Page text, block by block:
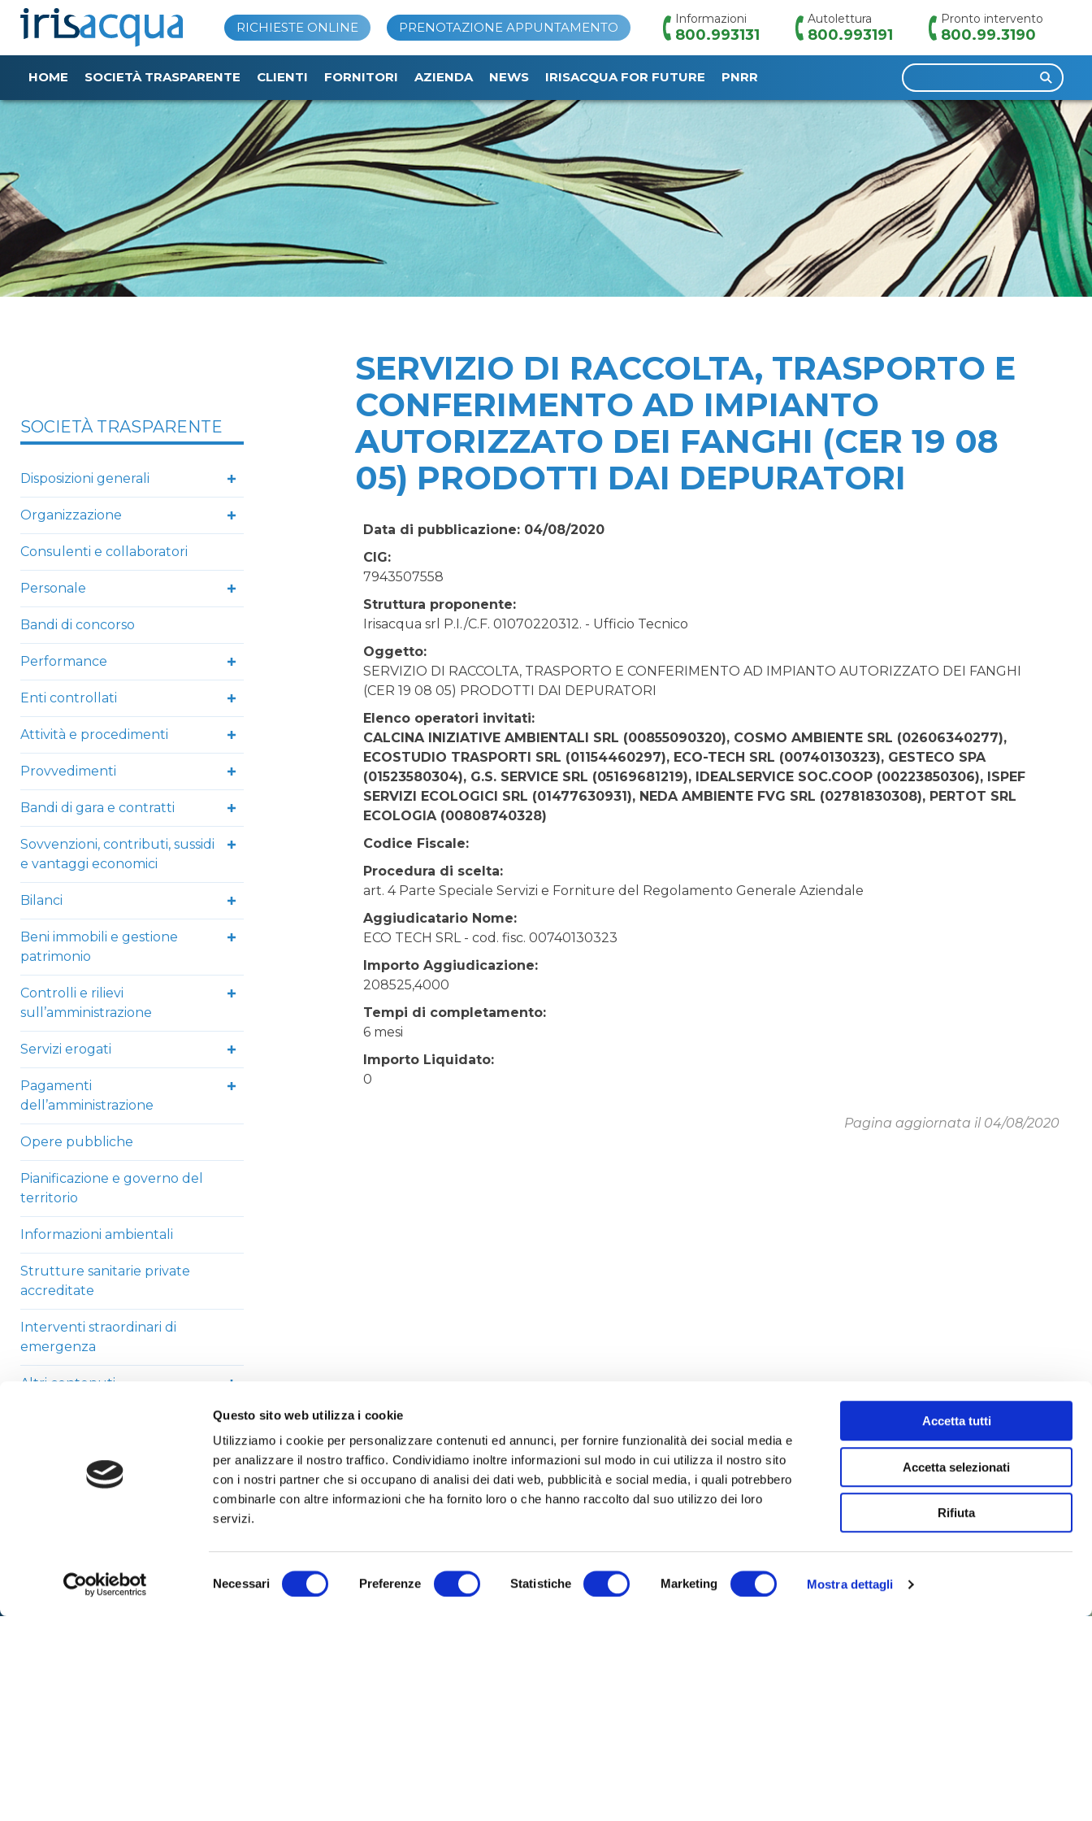
Questo sito web utilizza i cookie
Utilizziamo i cookie per personalizzare contenuti ed annunci, per fornire funzionalità dei social media e
per analizzare il nostro traffico. Condividiamo inoltre informazioni sul modo in cui utilizza il nostro sito
con i nostri partner che si occupano di analisi dei dati web, pubblicità e social media, i quali potrebbero
combinarle con altre informazioni che ha fornito loro o che hanno raccolto dal suo utilizzo dei loro
servizi.
del
Necessari Preferenze Statistiche Marketing Mostra dettagli
Accetta tutti
Accetta selezionati
Rifiuta
RICHIESTE ONLINE PRENOTAZIONE APPUNTAMENTO
Informazioni
800.993131
Autolettura
800.993191
Pronto intervento
800.99.3190
HOME SOCIETÀ TRASPARENTE CLIENTI FORNITORI AZIENDA NEWS IRISACQUA FOR FUTURE PNRR
Ricerca
per:
SOCIETÀ TRASPARENTE
Disposizioni generali
Organizzazione
Consulenti e collaboratori
Personale
Bandi di concorso
Performance
Enti controllati
Attività e procedimenti
Provvedimenti
Bandi di gara e contratti
Sovvenzioni, contributi, sussidi
e vantaggi economici
Bilanci
Beni immobili e gestione
patrimonio
Controlli e rilievi
sull’amministrazione
Servizi erogati
Pagamenti
dell’amministrazione
Opere pubbliche
Pianificazione e governo del
territorio
Informazioni ambientali
Strutture sanitarie private
accreditate
Interventi straordinari di
emergenza
Altri contenuti
SERVIZIO DI RACCOLTA, TRASPORTO E
CONFERIMENTO AD IMPIANTO
AUTORIZZATO DEI FANGHI (CER 19 08
05) PRODOTTI DAI DEPURATORI
Data di pubblicazione: 04/08/2020
CIG:
7943507558
Struttura proponente:
Irisacqua srl P.I./C.F. 01070220312. - Ufficio Tecnico
Oggetto:
SERVIZIO DI RACCOLTA, TRASPORTO E CONFERIMENTO AD IMPIANTO AUTORIZZATO DEI FANGHI
(CER 19 08 05) PRODOTTI DAI DEPURATORI
Elenco operatori invitati:
CALCINA INIZIATIVE AMBIENTALI SRL (00855090320), COSMO AMBIENTE SRL (02606340277),
ECOSTUDIO TRASPORTI SRL (01154460297), ECO-TECH SRL (00740130323), GESTECO SPA
(01523580304), G.S. SERVICE SRL (05169681219), IDEALSERVICE SOC.COOP (00223850306), ISPEF
SERVIZI ECOLOGICI SRL (01477630931), NEDA AMBIENTE FVG SRL (02781830308), PERTOT SRL
ECOLOGIA (00808740328)
Codice Fiscale:
Procedura di scelta:
art. 4 Parte Speciale Servizi e Forniture del Regolamento Generale Aziendale
Aggiudicatario Nome:
ECO TECH SRL - cod. fisc. 00740130323
Importo Aggiudicazione:
208525,4000
Tempi di completamento:
6 mesi
Importo Liquidato:
0
Pagina aggiornata il 04/08/2020
0481-593410
SPORTELLI
Sportello di Gorizia, via IX Agosto, 15:
alle 16.30 su appuntamento
– venerdì e sabato dalle ore 8.30 alle 12.30
su appuntamento
IRISACQUA
URP
Link utili
Sitemap